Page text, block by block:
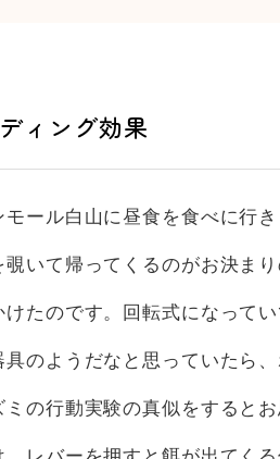
ィング効果
ール白山に昼食を食べに行き
いて帰ってくるのがお決まり
たのです。回転式になって
のようだなと思っていたら
の行動実験の真似をすると